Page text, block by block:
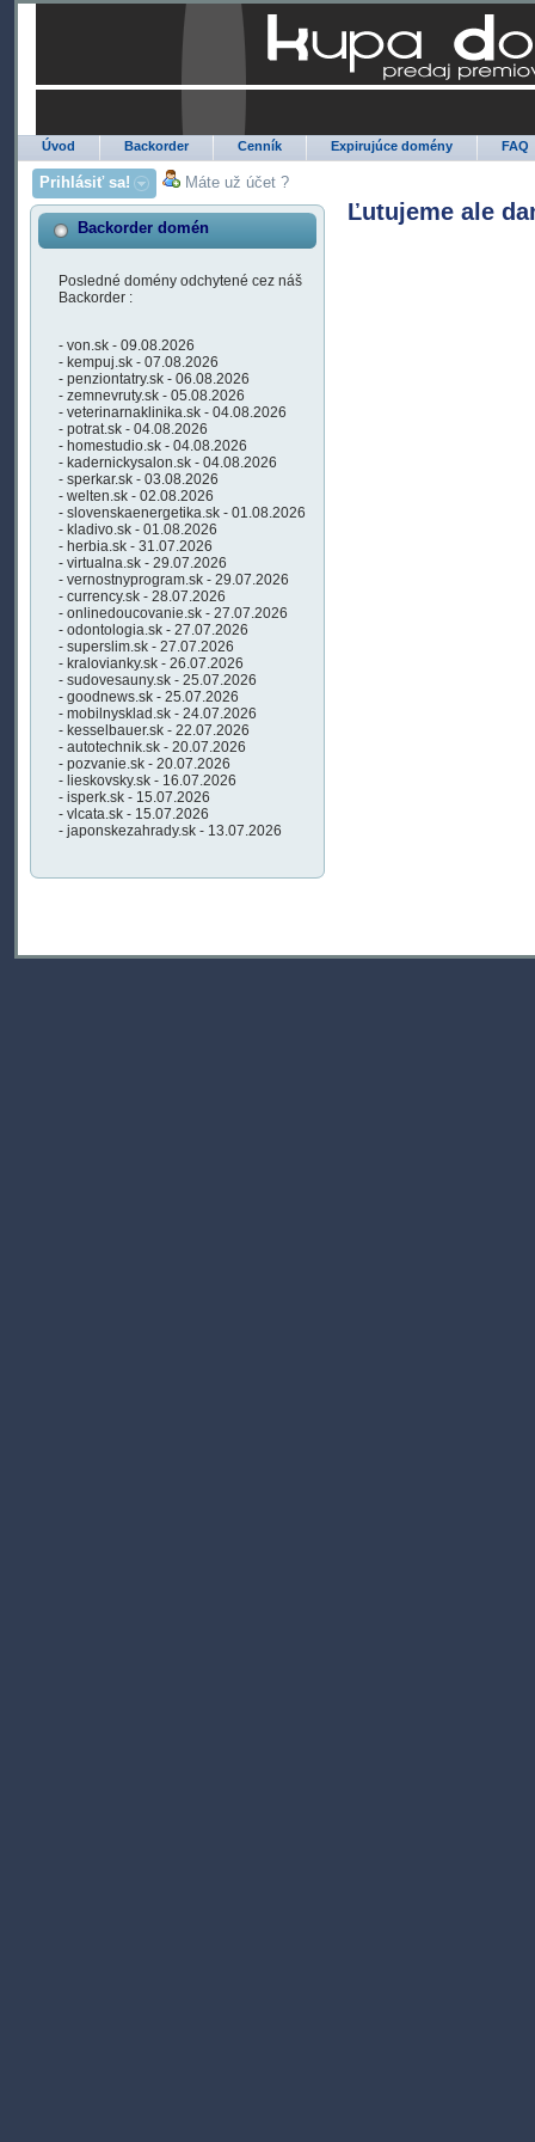
Úvod Backorder Cenník Expirujúce domény FAQ
Prihlásiť sa! Máte už účet ?
Backorder domén
Posledné domény odchytené cez náš
Backorder :
- von.sk - 09.08.2026
- kempuj.sk - 07.08.2026
- penziontatry.sk - 06.08.2026
- zemnevruty.sk - 05.08.2026
- veterinarnaklinika.sk - 04.08.2026
- potrat.sk - 04.08.2026
- homestudio.sk - 04.08.2026
- kadernickysalon.sk - 04.08.2026
- sperkar.sk - 03.08.2026
- welten.sk - 02.08.2026
- slovenskaenergetika.sk - 01.08.2026
- kladivo.sk - 01.08.2026
- herbia.sk - 31.07.2026
- virtualna.sk - 29.07.2026
- vernostnyprogram.sk - 29.07.2026
- currency.sk - 28.07.2026
- onlinedoucovanie.sk - 27.07.2026
- odontologia.sk - 27.07.2026
- superslim.sk - 27.07.2026
- kralovianky.sk - 26.07.2026
- sudovesauny.sk - 25.07.2026
- goodnews.sk - 25.07.2026
- mobilnysklad.sk - 24.07.2026
- kesselbauer.sk - 22.07.2026
- autotechnik.sk - 20.07.2026
- pozvanie.sk - 20.07.2026
- lieskovsky.sk - 16.07.2026
- isperk.sk - 15.07.2026
- vlcata.sk - 15.07.2026
- japonskezahrady.sk - 13.07.2026
Ľutujeme ale